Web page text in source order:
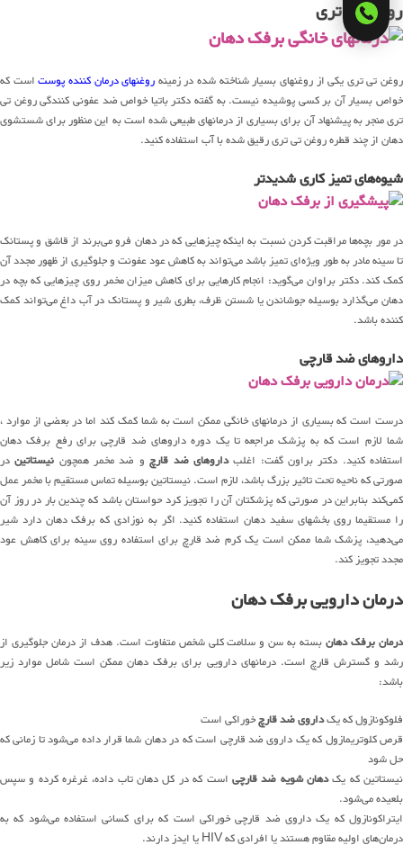
روغن تی تری
روغن تی تری یکی از روغنهای بسیار شناخته شده در زمینهروغنهای درمان کننده پوستاست که
خواص بسیار آن بر کسی پوشیده نیست. به گفته دکتر باتیا خواص ضد عفونی کنندگی روغن تی
تری منجر به پیشنهاد آن برای بسیاری از درمانهای طبیعی شده است به این منظور برای شستشوی
دهان از چند قطره روغن تی تری رقیق شده با آب استفاده کنید.
شیوه‌های تمیز کاری شدیدتر
در مور بچه‌ها مراقبت کردن نسبت به اینکه چیزهایی که در دهان فرو می‌برند از قاشق و پستانک
تا سینه مادر به طور ویژه‌ای تمیز باشد می‌تواند به کاهش عود عفونت و جلوگیری از ظهور مجدد آن
کمک کند. دکتر براوان می‌گوید: انجام کارهایی برای کاهش میزان مخمر روی چیزهایی که بچه در
دهان می‌گذارد بوسیله جوشاندن یا شستن ظرف، بطری شیر و پستانک در آب داغ می‌تواند کمک
کننده باشد.
داروهای ضد قارچی
درست است که بسیاری از درمانهای خانگی ممکن است به شما کمک کند اما در بعضی از موارد ،
شما لازم است که به پزشک مراجعه تا یک دوره داروهای ضد قارچی برای رفع برفک دهان
استفاده کنید. دکتر براون گفت: اغلبداروهای ضد قارچو ضد مخمر همچون نیستاتیندر
صورتی که ناحیه تحت تاثیر بزرگ باشد، لازم است. نیستاتین بوسیله تماس مستقیم با مخمر عمل
کمی‌کند بنابراین در صورتی که پزشکتان آن را تجویز کرد حواستان باشد که چندین بار در روز آن
را مستقیما روی بخشهای سفید دهان استفاده کنید. اگر به نوزادی که برفک دهان دارد شیر
می‌دهید، پزشک شما ممکن است یک کرم ضد قارچ برای استفاده روی سینه برای کاهش عود
مجدد تجویز کند.
درمان دارویی برفک دهان
درمان برفک دهانبسته به سن و سلامت کلی شخص متفاوت است. هدف از درمان جلوگیری از
رشد و گسترش قارچ است. درمانهای دارویی برای برفک دهان ممکن است شامل موارد زیر
باشد:
فلوکونازول که یکداروی ضد قارچخوراکی است
قرص کلوتریمازول که یک داروی ضد قارچی است که در دهان شما قرار داده می‌شود تا زمانی که
حل شود
نیستاتین که یکدهان شویه ضد قارچی است که در کل دهان تاب داده، غرغره کرده و سپس
بلعیده می‌شود.
ایتراکونازول که یک داروی ضد قارچی خوراکی است که برای کسانی استفاده می‌شود که به
درمان‌های اولیه مقاوم هستند یا افرادی که HIV یا ایدز دارند.